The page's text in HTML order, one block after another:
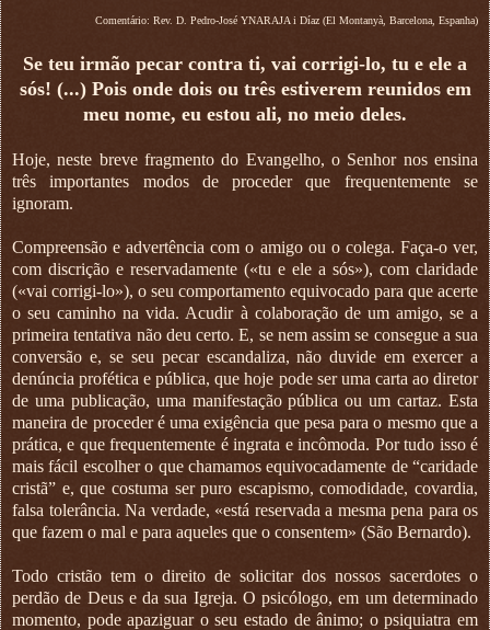
Comentário: Rev. D. Pedro-José YNARAJA i Díaz (El Montanyà, Barcelona, Espanha)
Se teu irmão pecar contra ti, vai corrigi-lo, tu e ele a
sós! (...) Pois onde dois ou três estiverem reunidos em
meu nome, eu estou ali, no meio deles.
Hoje, neste breve fragmento do Evangelho, o Senhor nos ensina
três importantes modos de proceder que frequentemente se
ignoram.
Compreensão e advertência com o amigo ou o colega. Faça-o ver,
com discrição e reservadamente («tu e ele a sós»), com claridade
(«vai corrigi-lo»), o seu comportamento equivocado para que acerte
o seu caminho na vida. Acudir à colaboração de um amigo, se a
primeira tentativa não deu certo. E, se nem assim se consegue a sua
conversão e, se seu pecar escandaliza, não duvide em exercer a
denúncia profética e pública, que hoje pode ser uma carta ao diretor
de uma publicação, uma manifestação pública ou um cartaz. Esta
maneira de proceder é uma exigência que pesa para o mesmo que a
prática, e que frequentemente é ingrata e incômoda. Por tudo isso é
mais fácil escolher o que chamamos equivocadamente de “caridade
cristã” e, que costuma ser puro escapismo, comodidade, covardia,
falsa tolerância. Na verdade, «está reservada a mesma pena para os
que fazem o mal e para aqueles que o consentem» (São Bernardo).
Todo cristão tem o direito de solicitar dos nossos sacerdotes o
perdão de Deus e da sua Igreja. O psicólogo, em um determinado
momento, pode apaziguar o seu estado de ânimo; o psiquiatra em